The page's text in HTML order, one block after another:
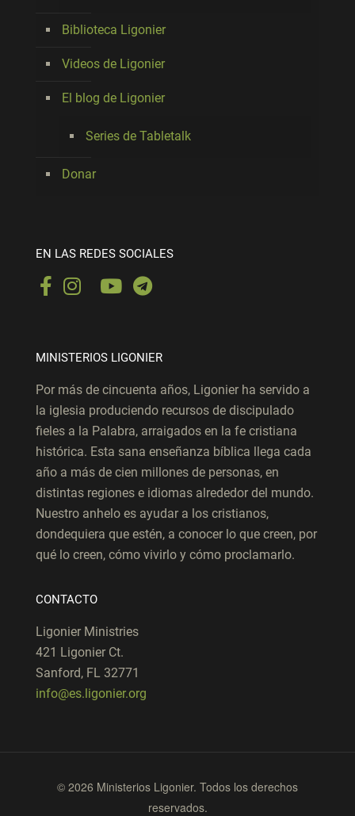
Biblioteca Ligonier
Videos de Ligonier
El blog de Ligonier
Series de Tabletalk
Donar
EN LAS REDES SOCIALES
MINISTERIOS LIGONIER
Por más de cincuenta años, Ligonier ha servido a
la iglesia produciendo recursos de discipulado
fieles a la Palabra, arraigados en la fe cristiana
histórica. Esta sana enseñanza bíblica llega cada
año a más de cien millones de personas, en
distintas regiones e idiomas alrededor del mundo.
Nuestro anhelo es ayudar a los cristianos,
dondequiera que estén, a conocer lo que creen, por
qué lo creen, cómo vivirlo y cómo proclamarlo.
CONTACTO
Ligonier Ministries
421 Ligonier Ct.
Sanford, FL 32771
info@es.ligonier.org
© 2026 Ministerios Ligonier. Todos los derechos
reservados.